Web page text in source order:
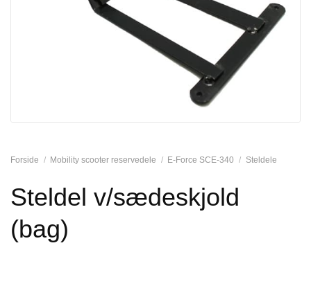
Forside / Mobility scooter reservedele / E-Force SCE-340 / Steldele
Steldel v/sædeskjold
(bag)